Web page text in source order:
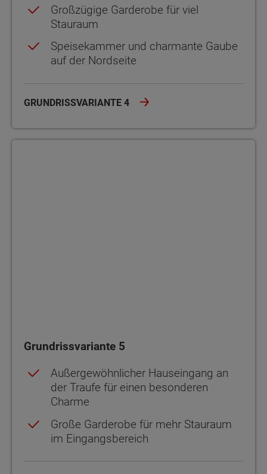
Großzügige Garderobe für viel
Stauraum
Speisekammer und charmante Gaube
auf der Nordseite
GRUNDRISSVARIANTE 4
Grundrissvariante 5
Außergewöhnlicher Hauseingang an
der Traufe für einen besonderen
Charme
Große Garderobe für mehr Stauraum
im Eingangsbereich